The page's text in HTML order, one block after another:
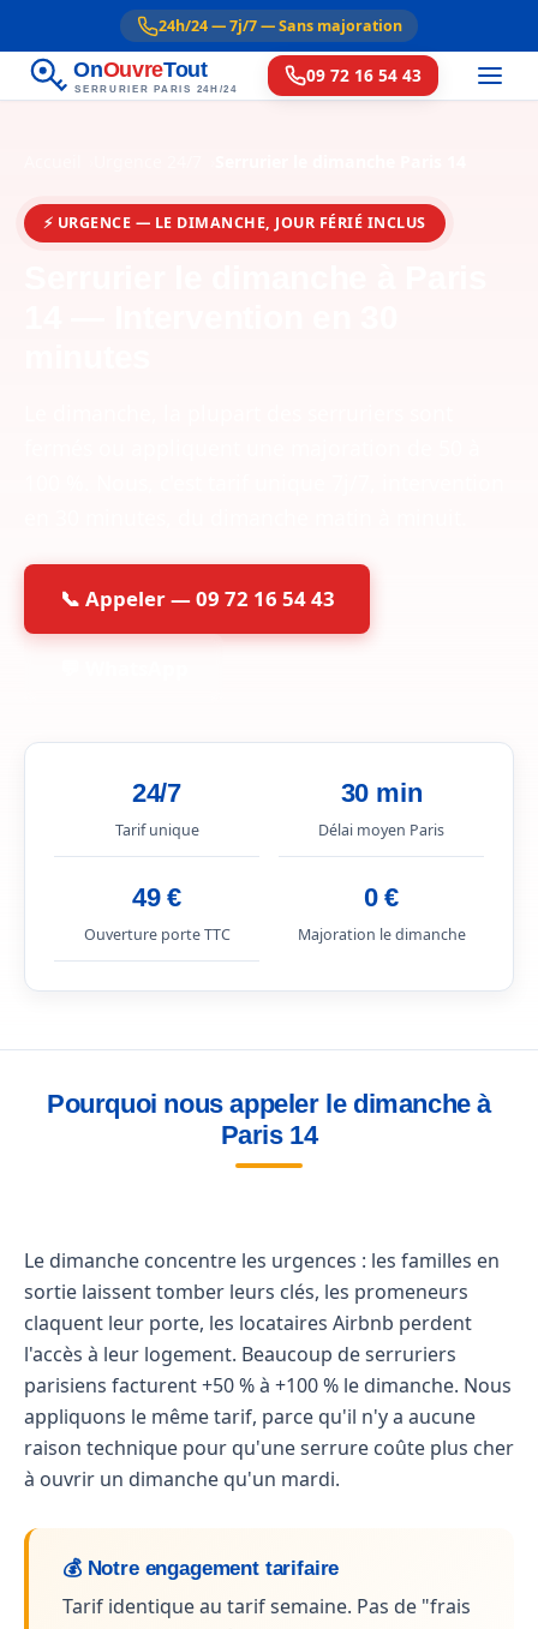
24h/24 — 7j/7 — Sans majoration
OnOuvreTout
SERRURIER PARIS 24H/24
09 72 16 54 43
⚡ URGENCE — LE DIMANCHE, JOUR FÉRIÉ INCLUS
📞 Appeler — 09 72 16 54 43
24/7
Tarif unique
30 min
Délai moyen Paris
49 €
Ouverture porte TTC
0 €
Majoration le dimanche
Pourquoi nous appeler le dimanche à
Paris 14
Le dimanche concentre les urgences : les familles en
sortie laissent tomber leurs clés, les promeneurs
claquent leur porte, les locataires Airbnb perdent
l'accès à leur logement. Beaucoup de serruriers
parisiens facturent +50 % à +100 % le dimanche. Nous
appliquons le même tarif, parce qu'il n'y a aucune
raison technique pour qu'une serrure coûte plus cher
à ouvrir un dimanche qu'un mardi.
💰 Notre engagement tarifaire
Tarif identique au tarif semaine. Pas de "frais